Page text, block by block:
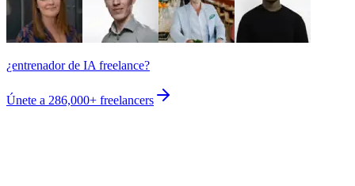
¿entrenador de IA freelance?
Únete a 286,000+ freelancers